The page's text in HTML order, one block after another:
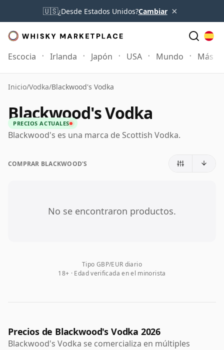
🇺🇸¿Desde Estados Unidos?Cambiar ×
Escocia Irlanda Japón USA Mundo Más
Inicio/Vodka/Blackwood's Vodka
Blackwood's Vodka
PRECIOS ACTUALES
Blackwood's es una marca de Scottish Vodka.
COMPRAR BLACKWOOD'S
No se encontraron productos.
Tipo GBP/EUR diario
18+ · Edad verificada en el minorista
Precios de Blackwood's Vodka 2026
Blackwood's Vodka se comercializa en múltiples